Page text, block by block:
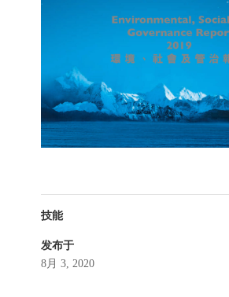
技能
发布于
8月 3, 2020